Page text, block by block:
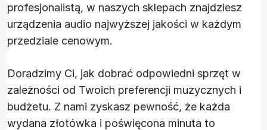
profesjonalistą, w naszych sklepach znajdziesz
urządzenia audio najwyższej jakości w każdym
przedziale cenowym.
Doradzimy Ci, jak dobrać odpowiedni sprzęt w
zależności od Twoich preferencji muzycznych i
budżetu. Z nami zyskasz pewność, że każda
wydana złotówka i poświęcona minuta to